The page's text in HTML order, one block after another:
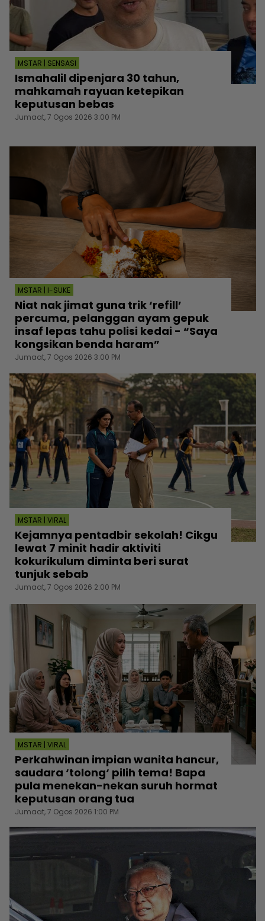
MSTAR | SENSASI
Ismahalil dipenjara 30 tahun,
mahkamah rayuan ketepikan
keputusan bebas
Jumaat, 7 Ogos 2026 3:00 PM
MSTAR | I-SUKE
Niat nak jimat guna trik ‘refill’
percuma, pelanggan ayam gepuk
insaf lepas tahu polisi kedai - “Saya
kongsikan benda haram”
Jumaat, 7 Ogos 2026 3:00 PM
MSTAR | VIRAL
Kejamnya pentadbir sekolah! Cikgu
lewat 7 minit hadir aktiviti
kokurikulum diminta beri surat
tunjuk sebab
Jumaat, 7 Ogos 2026 2:00 PM
MSTAR | VIRAL
Perkahwinan impian wanita hancur,
saudara ‘tolong‘ pilih tema! Bapa
pula menekan-nekan suruh hormat
keputusan orang tua
Jumaat, 7 Ogos 2026 1:00 PM